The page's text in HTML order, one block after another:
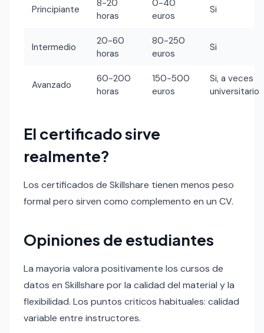
Principiante
8-20
horas
0-40
euros
Si
Intermedio
20-60
horas
80-250
euros
Si
Avanzado
60-200
horas
150-500
euros
Si, a veces
universitario
El certificado sirve
realmente?
Los certificados de Skillshare tienen menos peso
formal pero sirven como complemento en un CV.
Opiniones de estudiantes
La mayoria valora positivamente los cursos de
datos en Skillshare por la calidad del material y la
flexibilidad. Los puntos criticos habituales: calidad
variable entre instructores.